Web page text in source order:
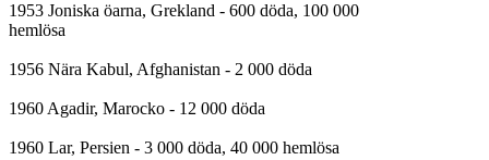
1953 Joniska öarna, Grekland - 600 döda, 100 000
hemlösa
1956 Nära Kabul, Afghanistan - 2 000 döda
1960 Agadir, Marocko - 12 000 döda
1960 Lar, Persien - 3 000 döda, 40 000 hemlösa